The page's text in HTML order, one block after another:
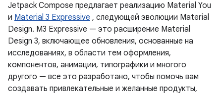
Jetpack Compose предлагает реализацию Material You
и Material 3 Expressive , следующей эволюции Material
Design. M3 Expressive — это расширение Material
Design 3, включающее обновления, основанные на
исследованиях, в области тем оформления,
компонентов, анимации, типографики и многого
другого — все это разработано, чтобы помочь вам
создавать привлекательные и желанные продукты,